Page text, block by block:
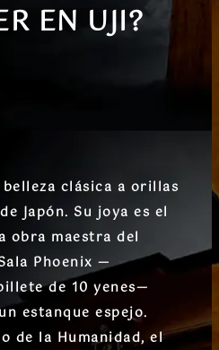
EN UJI?
clásica a orillas
Japón. Su joya es el
obra maestra del
Phoenix —
de 10 yenes—
estanque espejo.
de la Humanidad, el